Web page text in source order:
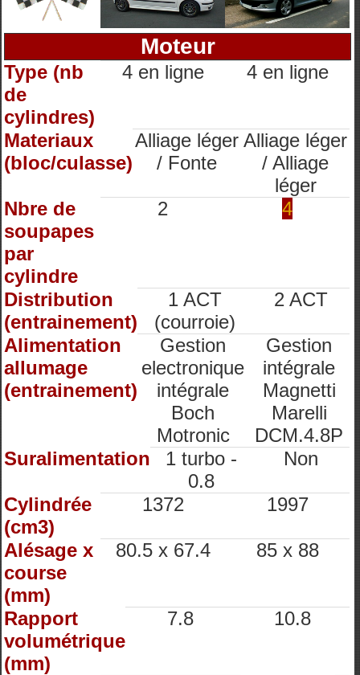
Moteur
Type (nb
de
cylindres)
4 en ligne 4 en ligne
Materiaux
(bloc/culasse)
Alliage léger
/ Fonte
Alliage léger
/ Alliage
léger
Nbre de
soupapes
par
cylindre
2 4
Distribution
(entrainement)
1 ACT
(courroie)
2 ACT
Alimentation
allumage
(entrainement)
Gestion
electronique
intégrale
Boch
Motronic
Gestion
intégrale
Magnetti
Marelli
DCM.4.8P
Suralimentation
1 turbo -
0.8
Non
Cylindrée
(cm3)
1372 1997
Alésage x
course
(mm)
80.5 x 67.4 85 x 88
Rapport
volumétrique
(mm)
7.8 10.8